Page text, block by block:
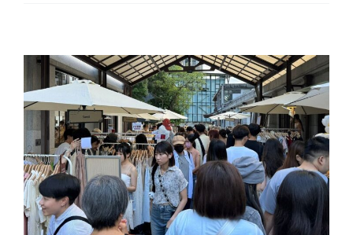
2024 After party
活動紀錄2024